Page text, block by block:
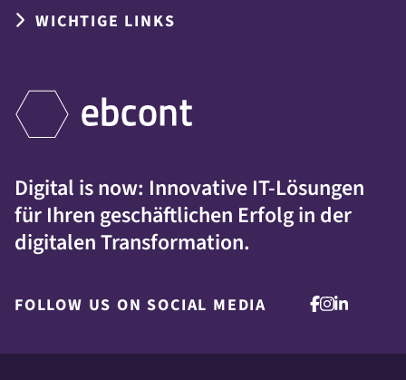
WICHTIGE LINKS
Digital is now: Innovative IT-Lösungen
für Ihren geschäftlichen Erfolg in der
digitalen Transformation.
FOLLOW US ON SOCIAL MEDIA